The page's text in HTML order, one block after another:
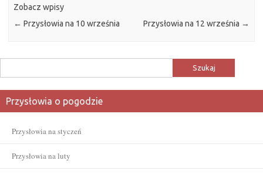
Zobacz wpisy
← Przysłowia na 10 września Przysłowia na 12 września →
Przysłowia o pogodzie
Przysłowia na styczeń
Przysłowia na luty